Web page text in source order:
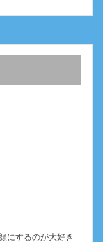
にするのが大好き